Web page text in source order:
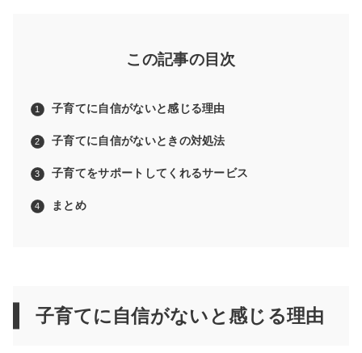
この記事の目次
子育てに自信がないと感じる理由
子育てに自信がないときの対処法
子育てをサポートしてくれるサービス
まとめ
子育てに自信がないと感じる理由